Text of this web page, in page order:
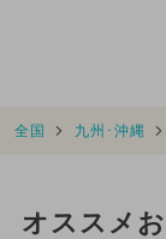
全国 九州･沖縄
オススメ